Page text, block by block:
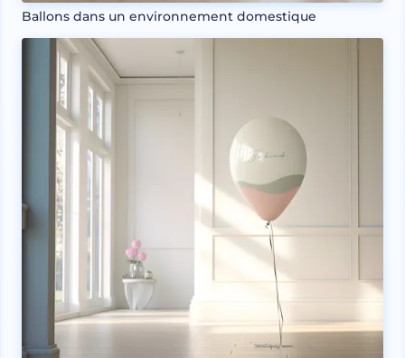
Ballons dans un environnement domestique